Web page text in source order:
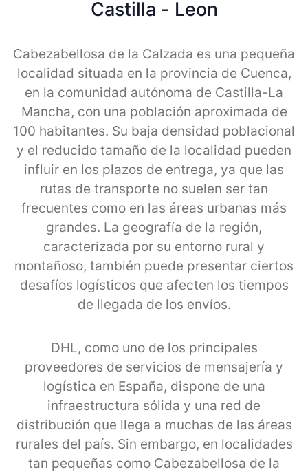
Castilla - Leon
Cabezabellosa de la Calzada es una pequeña
localidad situada en la provincia de Cuenca,
en la comunidad autónoma de Castilla-La
Mancha, con una población aproximada de
100 habitantes. Su baja densidad poblacional
y el reducido tamaño de la localidad pueden
influir en los plazos de entrega, ya que las
rutas de transporte no suelen ser tan
frecuentes como en las áreas urbanas más
grandes. La geografía de la región,
caracterizada por su entorno rural y
montañoso, también puede presentar ciertos
desafíos logísticos que afecten los tiempos
de llegada de los envíos.
DHL, como uno de los principales
proveedores de servicios de mensajería y
logística en España, dispone de una
infraestructura sólida y una red de
distribución que llega a muchas de las áreas
rurales del país. Sin embargo, en localidades
tan pequeñas como Cabezabellosa de la